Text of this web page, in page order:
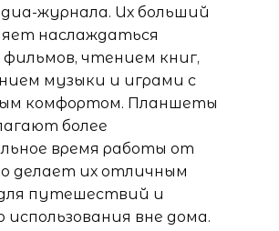
журнала. Их больший
наслаждаться
чтением книг,
музыки и играми с
комфортом. Планшеты
более
время работы от
делает их отличным
путешествий и
использования вне дома.